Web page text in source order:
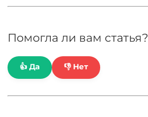
Помогла ли вам статья?
👍 Да 👎 Нет